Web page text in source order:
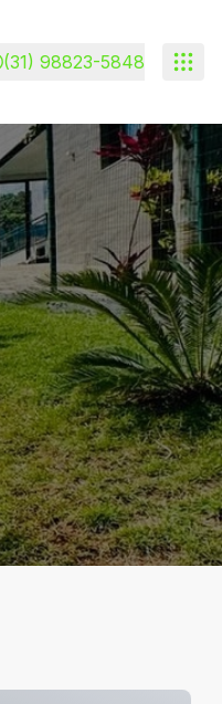
(31) 98823-5848